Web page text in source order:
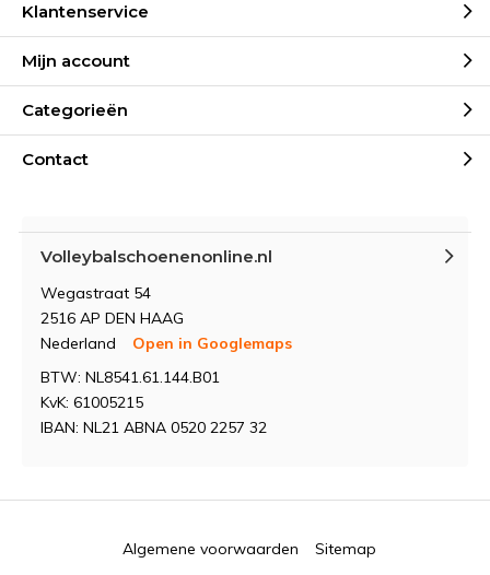
Klantenservice
Mijn account
Categorieën
Contact
Volleybalschoenenonline.nl
Wegastraat 54
2516 AP DEN HAAG
Nederland
Open in Googlemaps
BTW: NL8541.61.144.B01
KvK: 61005215
IBAN: NL21 ABNA 0520 2257 32
Algemene voorwaarden Sitemap